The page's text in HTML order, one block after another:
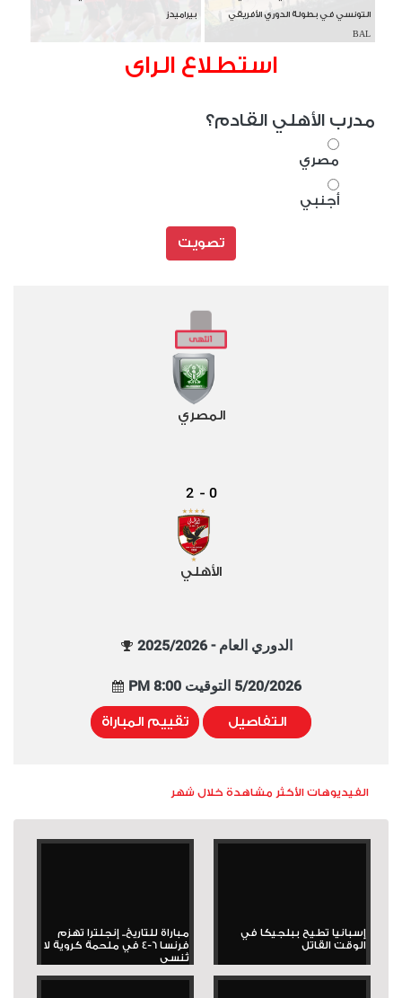
التونسي في بطولة الدوري الأفريقي
BAL
بيراميدز
استطلاع الراى
مدرب الأهلي القادم؟
مصري
أجنبي
تصويت
المصري
0
-
2
الأهلي
الدوري العام - 2025/2026
5/20/2026 التوقيت 8:00 PM
التفاصيل تقييم المباراة
الفيديوهات الأكثر مشاهدة خلال شهر
إسبانيا تطيح ببلجيكا في
الوقت القاتل
مباراة للتاريخ.. إنجلترا تهزم
فرنسا 6-4 في ملحمة كروية لا
تُنسى